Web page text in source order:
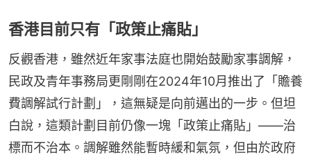
香港目前只有「政策止痛貼」
反觀香港，雖然近年家事法庭也開始鼓勵家事調解，
民政及青年事務局更剛剛在2024年10月推出了「贍養
費調解試行計劃」，這無疑是向前邁出的一步。但坦
白說，這類計劃目前仍像一塊「政策止痛貼」——治
標而不治本。調解雖然能暫時緩和氣氛，但由於政府